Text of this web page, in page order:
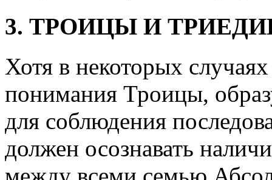
3. ТРОИЦЫ И
Хотя в некоторых
понимания Троицы,
для соблюдения
должен осознавать